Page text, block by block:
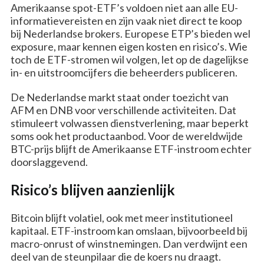
Amerikaanse spot-ETF’s voldoen niet aan alle EU-
informatievereisten en zijn vaak niet direct te koop
bij Nederlandse brokers. Europese ETP’s bieden wel
exposure, maar kennen eigen kosten en risico’s. Wie
toch de ETF-stromen wil volgen, let op de dagelijkse
in- en uitstroomcijfers die beheerders publiceren.
De Nederlandse markt staat onder toezicht van
AFM en DNB voor verschillende activiteiten. Dat
stimuleert volwassen dienstverlening, maar beperkt
soms ook het productaanbod. Voor de wereldwijde
BTC-prijs blijft de Amerikaanse ETF-instroom echter
doorslaggevend.
Risico’s blijven aanzienlijk
Bitcoin blijft volatiel, ook met meer institutioneel
kapitaal. ETF-instroom kan omslaan, bijvoorbeeld bij
macro-onrust of winstnemingen. Dan verdwijnt een
deel van de steunpilaar die de koers nu draagt.